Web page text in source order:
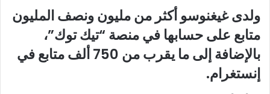
ولدى غيغنوسو أكثر من مليون ونصف المليون
متابع على حسابها في منصة “تيك توك”،
بالإضافة إلى ما يقرب من 750 ألف متابع في
إنستغرام.